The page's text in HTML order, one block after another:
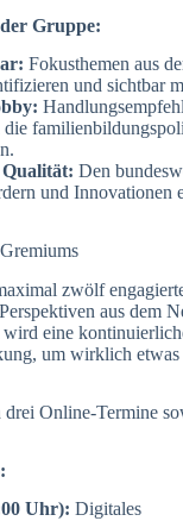
Gruppe:
Fokusthemen aus
und sichtbar
die
Den
und Innovationen
zwölf
aus dem
eine
um wirklich etwas
Online-Termine
Uhr): Digitales